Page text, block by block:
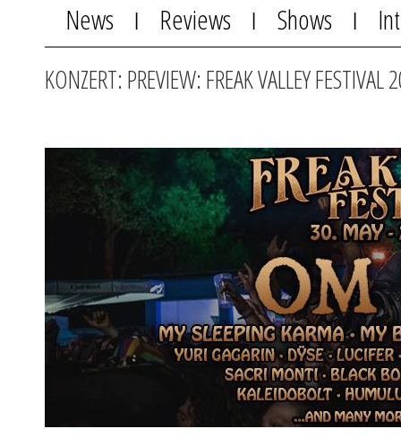
News Reviews Shows
KONZERT: PREVIEW: FREAK VALLEY